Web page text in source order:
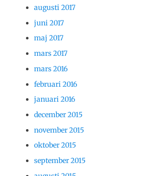
augusti 2017
juni 2017
maj 2017
mars 2017
mars 2016
februari 2016
januari 2016
december 2015
november 2015
oktober 2015
september 2015